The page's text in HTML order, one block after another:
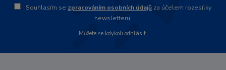
Souhlasím se zpracováním osobních údajů za účelem rozesílky
newsletteru.
Můžete se kdykoli odhlásit.